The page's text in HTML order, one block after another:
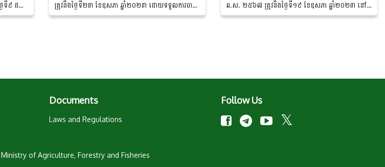
ៃទី៩ ដល់
រធាន
ត្រូវនឹងថ្ងៃទី២៣ ខែឧសភា ឆ្នាំ២០២៣ ដោយទទួលការចាត់
តាំងពី លោកបណ្ឌិត ចាយ ជីម ប្រធាននាយកដ្ឋានកសិ-
ព.ស. ២៥៦៧ ត្រូវនឹងថ្ងៃទី១៩ ខែឧសភា ឆ្នាំ២០២៣ នៅ
នាយកដ្ឋានកសិ-ឧស្សាហកម្ម បានរៀបចំកិច្ចប្រជុំទ្វេរភាគី
Documents
Laws and Regulations
Follow Us
of Agriculture, Forestry and Fisheries